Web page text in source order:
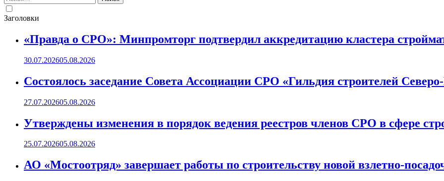
Заголовки
«Правда о СРО»: Минпромторг подтвердил аккредитацию кластера
30.07.202605.08.2026
Состоялось заседание Совета Ассоциации СРО «Гильдия строителей
27.07.202605.08.2026
Утверждены изменения в порядок ведения реестров членов СРО в сфере
25.07.202605.08.2026
АО «Мостоотряд» завершает работы по строительству новой взлетно-